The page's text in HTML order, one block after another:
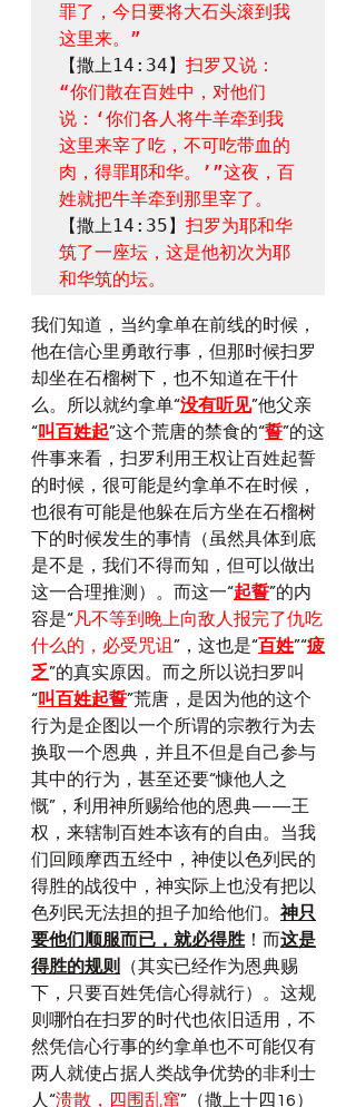
罪了，今日要将大石头滚到我
这里来。”
【撒上14:34】 扫罗又说：
“你们散在百姓中，对他们
说：‘你们各人将牛羊牵到我
这里来宰了吃，不可吃带血的
肉，得罪耶和华。’”这夜，百
姓就把牛羊牵到那里宰了。
【撒上14:35】 扫罗为耶和华
筑了一座坛，这是他初次为耶
和华筑的坛。
我们知道，当约拿单在前线的时候，
他在信心里勇敢行事，但那时候扫罗
却坐在石榴树下，也不知道在干什
么。所以就约拿单“没有听见”他父亲
“叫百姓起”这个荒唐的禁食的“誓”的这
件事来看，扫罗利用王权让百姓起誓
的时候，很可能是约拿单不在时候，
也很有可能是他躲在后方坐在石榴树
下的时候发生的事情（虽然具体到底
是不是，我们不得而知，但可以做出
这一合理推测）。而这一“起誓”的内
容是“凡不等到晚上向敌人报完了仇吃
什么的，必受咒诅 ”，这也是“百姓”“疲
乏”的真实原因。而之所以说扫罗叫
“叫百姓起誓”荒唐，是因为他的这个
行为是企图以一个所谓的宗教行为去
换取一个恩典，并且不但是自己参与
其中的行为，甚至还要“慷他人之
慨”，利用神所赐给他的恩典——王
权，来辖制百姓本该有的自由。当我
们回顾摩西五经中，神使以色列民的
得胜的战役中，神实际上也没有把以
色列民无法担的担子加给他们。 神只
要他们顺服而已，就必得胜 ！而这是
得胜的规则
（其实已经作为恩典赐
下，只要百姓凭信心得就行）。这规
则哪怕在扫罗的时代也依旧适用，不
然凭信心行事的约拿单也不可能仅有
两人就使占据人类战争优势的非利士
人“溃散，四围乱窜”（撒上十四16）